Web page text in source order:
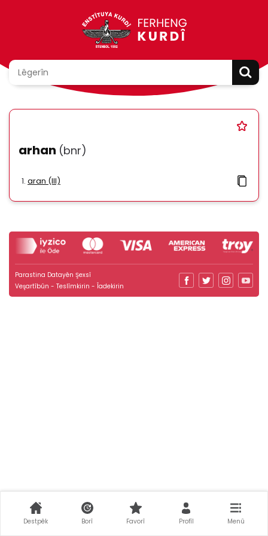
arhan (bnr)
aran (III)
Parastina Datayên Şexsî
Veşartîbûn - Teslîmkirin - Îadekirin
Destpêk Borî Favorî Profîl Menû